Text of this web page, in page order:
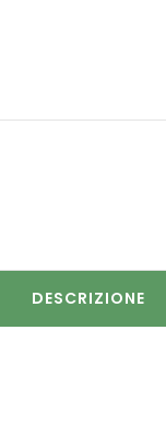
DESCRIZIONE